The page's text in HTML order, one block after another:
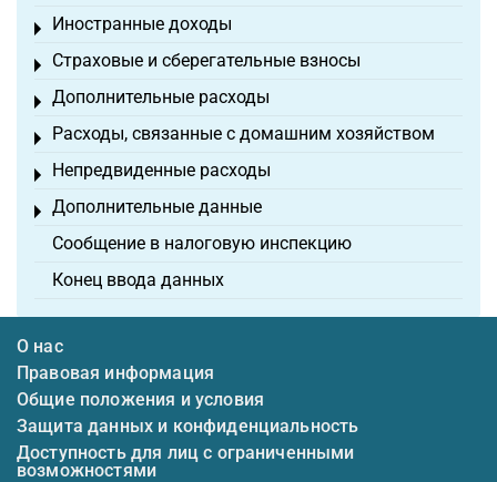
Иностранные доходы
Toggle menu
Страховые и сберегательные взносы
Toggle menu
Дополнительные расходы
Toggle menu
Расходы, связанные с домашним хозяйством
Toggle menu
Непредвиденные расходы
Toggle menu
Дополнительные данные
Toggle menu
Сообщение в налоговую инспекцию
Конец ввода данных
О нас
Правовая информация
Общие положения и условия
Защита данных и конфиденциальность
Доступность для лиц с ограниченными
возможностями